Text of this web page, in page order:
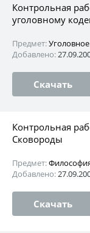
Контрольная
уголовному
Предмет:
Добавлено:
Скачать
Контрольная
Сковороды
Предмет:
Добавлено:
Скачать